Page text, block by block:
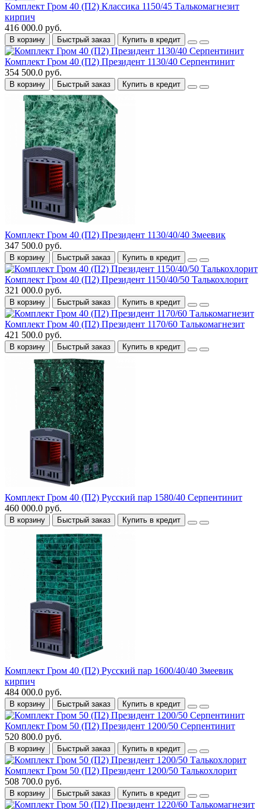
Комплект Гром 40 (П2) Классика 1150/45 Талькомагнезит
кирпич
416 000.0 руб.
В корзину Быстрый заказ Купить в кредит
Комплект Гром 40 (П2) Президент 1130/40 Серпентинит
354 500.0 руб.
В корзину Быстрый заказ Купить в кредит
Комплект Гром 40 (П2) Президент 1130/40/40 Змеевик
347 500.0 руб.
В корзину Быстрый заказ Купить в кредит
Комплект Гром 40 (П2) Президент 1150/40/50 Талькохлорит
321 000.0 руб.
В корзину Быстрый заказ Купить в кредит
Комплект Гром 40 (П2) Президент 1170/60 Талькомагнезит
421 500.0 руб.
В корзину Быстрый заказ Купить в кредит
Комплект Гром 40 (П2) Русский пар 1580/40 Серпентинит
460 000.0 руб.
В корзину Быстрый заказ Купить в кредит
Комплект Гром 40 (П2) Русский пар 1600/40/40 Змеевик
кирпич
484 000.0 руб.
В корзину Быстрый заказ Купить в кредит
Комплект Гром 50 (П2) Президент 1200/50 Серпентинит
520 800.0 руб.
В корзину Быстрый заказ Купить в кредит
Комплект Гром 50 (П2) Президент 1200/50 Талькохлорит
508 700.0 руб.
В корзину Быстрый заказ Купить в кредит